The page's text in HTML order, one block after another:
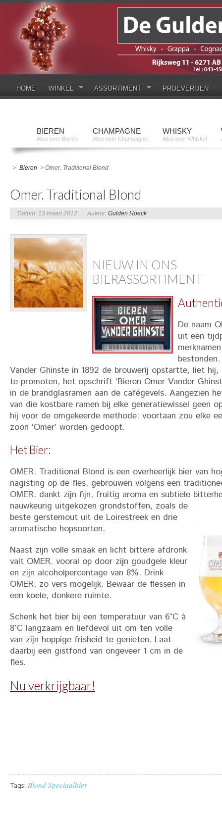
HOME WINKEL ASSORTIMENT PROEVERIJEN
BIEREN
Alles over Bieren!
CHAMPAGNE
Alles over Champagne!
WHISKY
Alles over Whisky!
> Bieren > Omer. Traditional Blond
Omer. Traditional Blond
Datum: 13 maart 2012 Auteur: Gulden Hoeck
NIEUW IN ONS
BIERASSORTIMENT
De naam
uit een
Vander Ghinste in 1892 de brouwerij opstartte, liet hij,
te promoten, het opschrift ‘Bieren Omer Vander
in de brandglasramen aan de cafégevels. Aangezien
van die kostbare ramen bij elke generatiewissel geen
hij voor de omgekeerde methode: voortaan zou elke
zoon ‘Omer’ worden gedoopt.
Het Bier:
OMER. Traditional Blond is een overheerlijk bier van
nagisting op de fles, gebrouwen volgens een
OMER. dankt zijn fijn, fruitig aroma en subtiele
nauwkeurig uitgekozen grondstoffen, zoals de
beste gerstemout uit de Loirestreek en drie
aromatische hopsoorten.
Naast zijn volle smaak en licht bittere afdronk
valt OMER. vooral op door zijn goudgele kleur
en zijn alcoholpercentage van 8%. Drink
OMER. zo vers mogelijk. Bewaar de flessen in
een koele, donkere ruimte.
Schenk het bier bij een temperatuur van 6°C à
8°C langzaam en liefdevol uit om ten volle
van zijn hoppige frisheid te genieten. Laat
daarbij een gistfond van ongeveer 1 cm in de
fles.
Nu verkrijgbaar!
Tags: Blond Speciaalbier